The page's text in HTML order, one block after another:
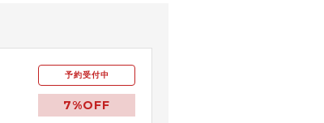
予約受付中
7%OFF